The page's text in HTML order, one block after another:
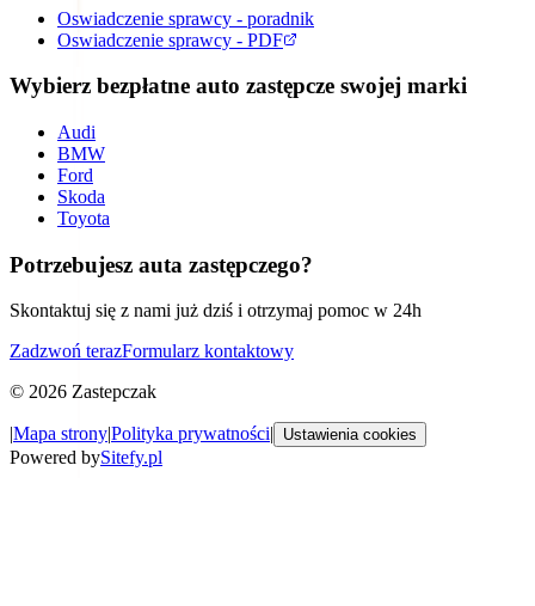
Oswiadczenie sprawcy - poradnik
Oswiadczenie sprawcy - PDF
Wybierz bezpłatne auto zastępcze swojej marki
Audi
BMW
Ford
Skoda
Toyota
Potrzebujesz auta zastępczego?
Skontaktuj się z nami już dziś i otrzymaj pomoc w 24h
Zadzwoń terazFormularz kontaktowy
© 2026 Zastepczak
Mapa stronyPolityka prywatności Ustawienia cookies
Powered bySitefy.pl